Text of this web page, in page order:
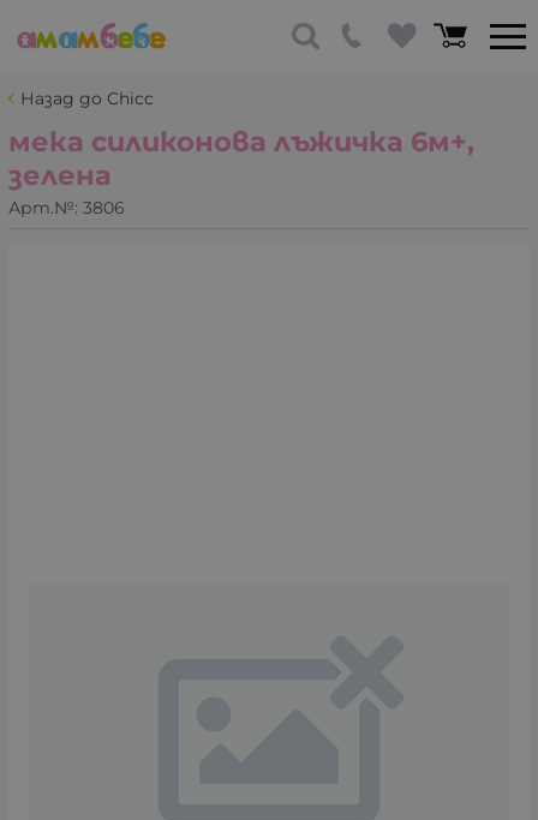
Назад до Chicc
мека силиконова лъжичка 6м+,
зелена
Арт.№: 3806